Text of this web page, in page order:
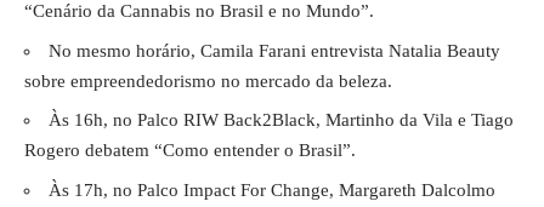
“Cenário da Cannabis no Brasil e no Mundo”.
No mesmo horário, Camila Farani entrevista Natalia Beauty
sobre empreendedorismo no mercado da beleza.
Às 16h, no Palco RIW Back2Black, Martinho da Vila e Tiago
Rogero debatem “Como entender o Brasil”.
Às 17h, no Palco Impact For Change, Margareth Dalcolmo